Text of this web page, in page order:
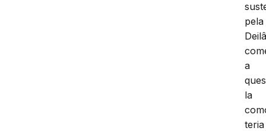
pela
a
la
teria